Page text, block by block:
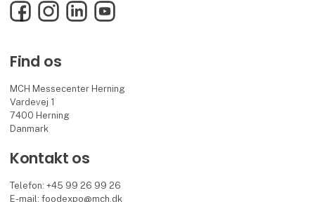
FacebookInstagramLinkedInYouTube
Find os
MCH Messecenter Herning
Vardevej 1
7400 Herning
Danmark
Kontakt os
Telefon: +45 99 26 99 26
E-mail:foodexpo@mch.dk